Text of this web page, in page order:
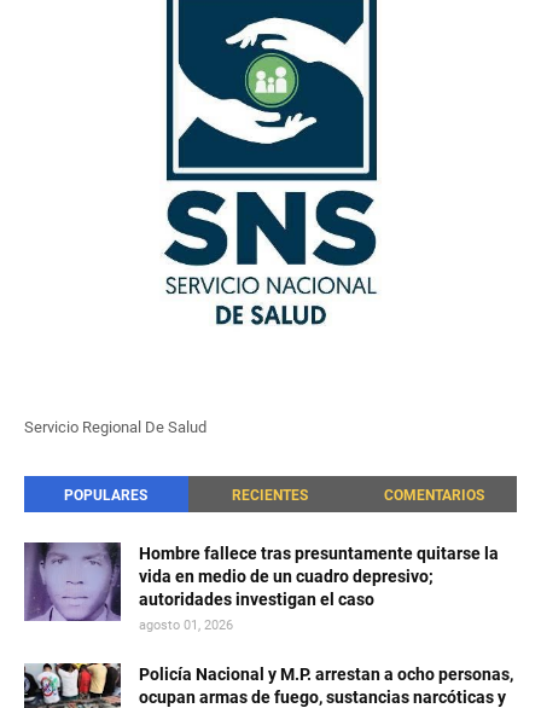
Servicio Regional De Salud
POPULARES RECIENTES COMENTARIOS
Hombre fallece tras presuntamente quitarse la
vida en medio de un cuadro depresivo;
autoridades investigan el caso
agosto 01, 2026
Policía Nacional y M.P. arrestan a ocho personas,
ocupan armas de fuego, sustancias narcóticas y